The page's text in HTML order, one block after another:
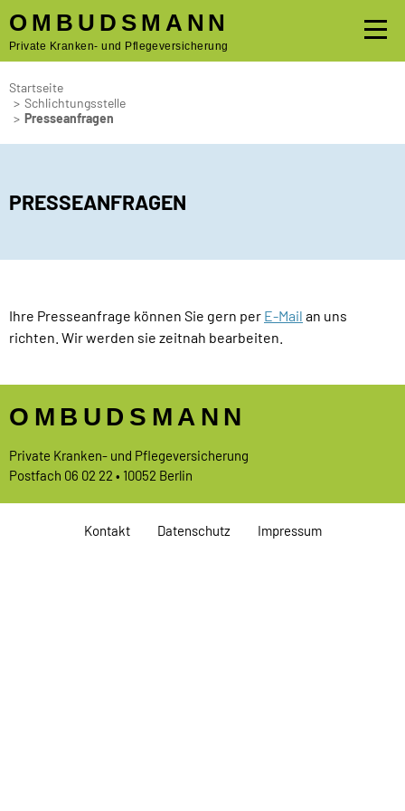
OMBUDSMANN
Private Kranken- und Pflegeversicherung
Startseite
> Schlichtungsstelle
> Presseanfragen
PRESSEANFRAGEN
Ihre Presseanfrage können Sie gern per E-Mail an uns
richten. Wir werden sie zeitnah bearbeiten.
OMBUDSMANN
Private Kranken- und Pflegeversicherung
Postfach 06 02 22 • 10052 Berlin
Kontakt Datenschutz Impressum